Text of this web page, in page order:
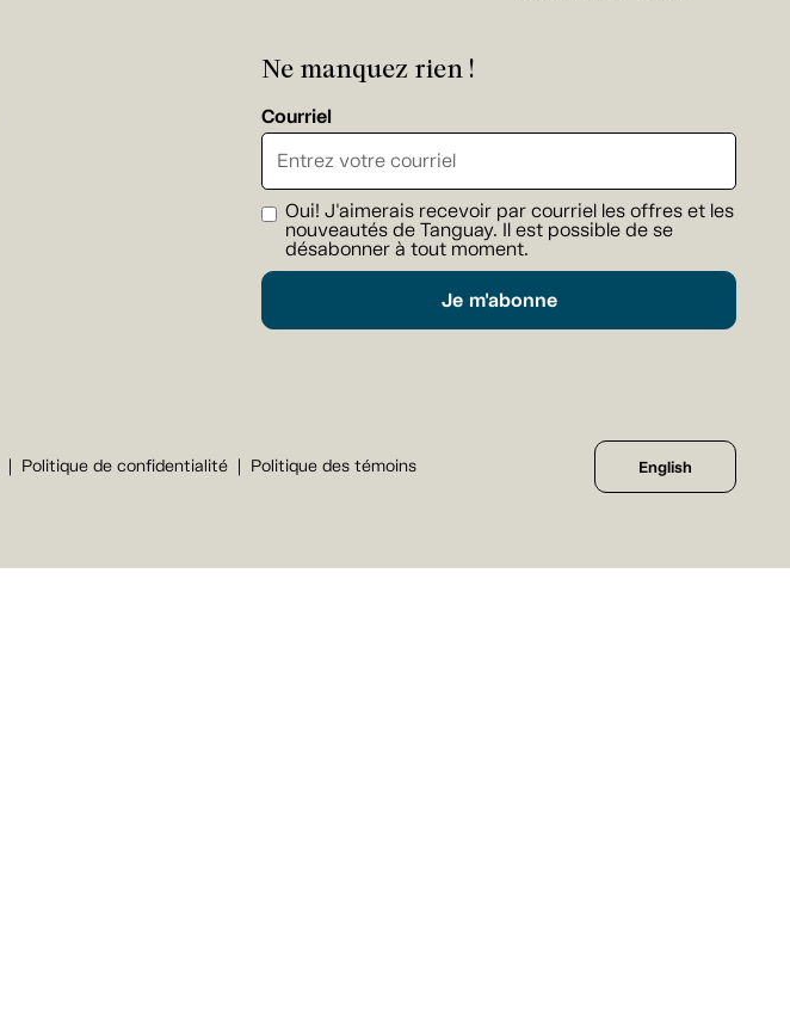
Ne manquez rien !
Courriel
Oui! J'aimerais recevoir par courriel les offres et les
nouveautés de Tanguay. Il est possible de se
désabonner à tout moment.
Je m'abonne
Politique de confidentialité Politique des témoins English